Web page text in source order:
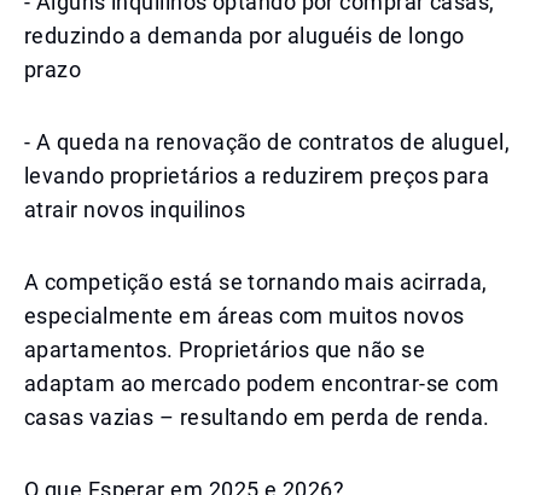
reduzindo a demanda por aluguéis de longo
prazo
- A queda na renovação de contratos de aluguel,
levando proprietários a reduzirem preços para
atrair novos inquilinos
A competição está se tornando mais acirrada,
especialmente em áreas com muitos novos
apartamentos. Proprietários que não se
adaptam ao mercado podem encontrar-se com
casas vazias – resultando em perda de renda.
O que Esperar em 2025 e 2026?